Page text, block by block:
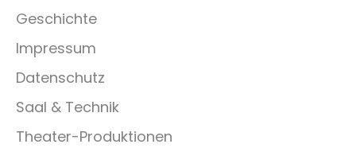
Geschichte
Impressum
Datenschutz
Saal & Technik
Theater-Produktionen